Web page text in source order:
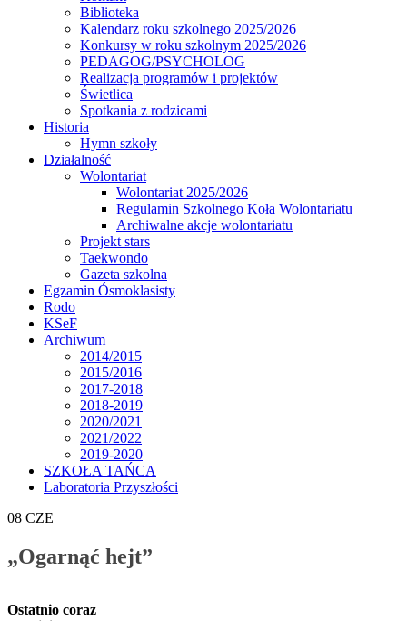
Biblioteka
Kalendarz roku szkolnego 2025/2026
Konkursy w roku szkolnym 2025/2026
PEDAGOG/PSYCHOLOG
Realizacja programów i projektów
Świetlica
Spotkania z rodzicami
Historia
Hymn szkoły
Działalność
Wolontariat
Wolontariat 2025/2026
Regulamin Szkolnego Koła Wolontariatu
Archiwalne akcje wolontariatu
Projekt stars
Taekwondo
Gazeta szkolna
Egzamin Ósmoklasisty
Rodo
KSeF
Archiwum
2014/2015
2015/2016
2017-2018
2018-2019
2020/2021
2021/2022
2019-2020
SZKOŁA TAŃCA
Laboratoria Przyszłości
08 CZE
„Ogarnąć hejt”
Ostatnio coraz